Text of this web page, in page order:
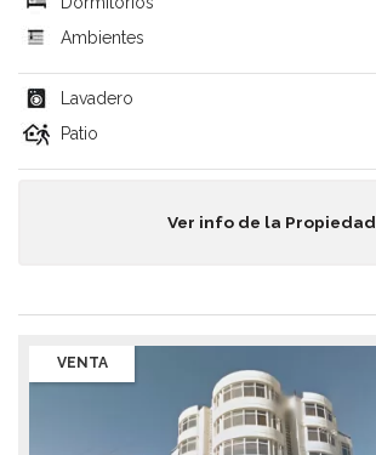
Ambientes
Lavadero
Patio
Ver info de la Propiedad
VENTA